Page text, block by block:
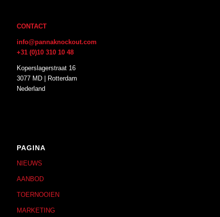
CONTACT
info@pannaknockout.com
+31 (0)10 310 10 48
Koperslagerstraat 16
3077 MD | Rotterdam
Nederland
PAGINA
NIEUWS
AANBOD
TOERNOOIEN
MARKETING